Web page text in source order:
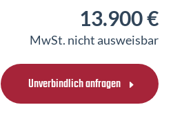
13.900 €
MwSt. nicht ausweisbar
Unverbindlich anfragen